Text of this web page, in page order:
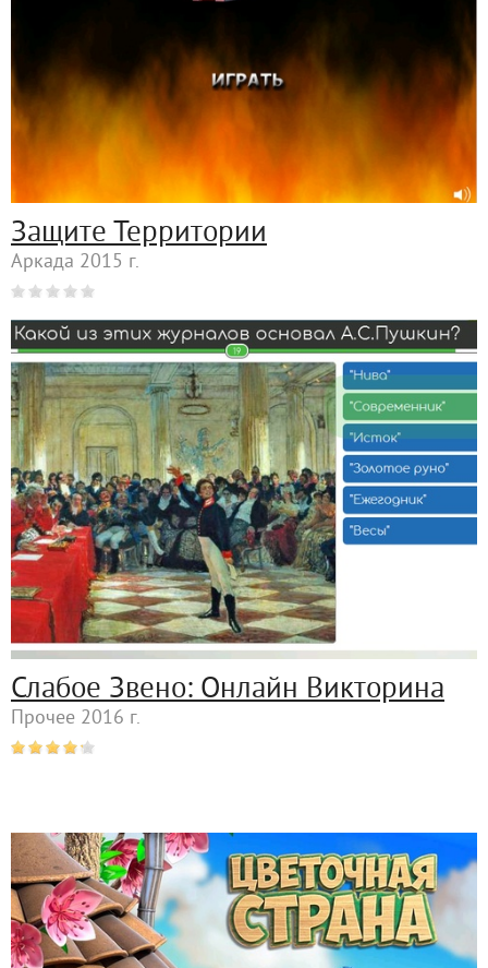
Защите Территории
Аркада 2015 г.
Слабое Звено: Онлайн Викторина
Прочее 2016 г.